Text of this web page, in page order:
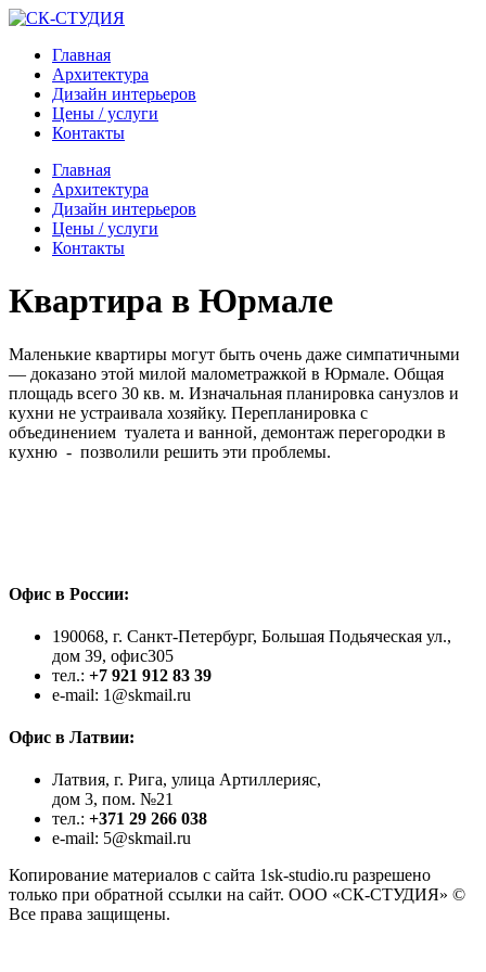
Главная
Архитектура
Дизайн интерьеров
Цены / услуги
Контакты
Главная
Архитектура
Дизайн интерьеров
Цены / услуги
Контакты
Квартира в Юрмале
Маленькие квартиры могут быть очень даже симпатичными
— доказано этой милой малометражкой в Юрмале. Общая
площадь всего 30 кв. м. Изначальная планировка санузлов и
кухни не устраивала хозяйку. Перепланировка с
объединением туалета и ванной, демонтаж перегородки в
кухню - позволили решить эти проблемы.
Офис в России:
190068, г. Санкт-Петербург, Большая Подьяческая ул.,
дом 39, офис305
тел.: +7 921 912 83 39
e-mail: 1@skmail.ru
Офис в Латвии:
Латвия, г. Рига, улица Артиллерияс,
дом 3, пом. №21
тел.: +371 29 266 038
e-mail: 5@skmail.ru
Копирование материалов с сайта 1sk-studio.ru разрешено
только при обратной ссылки на сайт. ООО «СК-СТУДИЯ» ©
Все права защищены.